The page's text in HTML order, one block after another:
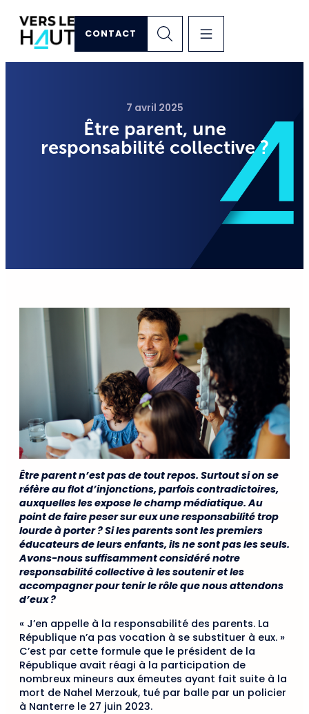
CONTACT
7 avril 2025
Être parent, une
responsabilité collective ?
Être parent n’est pas de tout repos. Surtout si on se
réfère au flot d’injonctions, parfois contradictoires,
auxquelles les expose le champ médiatique. Au
point de faire peser sur eux une responsabilité trop
lourde à porter ? Si les parents sont les premiers
éducateurs de leurs enfants, ils ne sont pas les seuls.
Avons-nous suffisamment considéré notre
responsabilité collective à les soutenir et les
accompagner pour tenir le rôle que nous attendons
d’eux ?
« J’en appelle à la responsabilité des parents. La
République n’a pas vocation à se substituer à eux. »
C’est par cette formule que le président de la
République avait réagi à la participation de
nombreux mineurs aux émeutes ayant fait suite à la
mort de Nahel Merzouk, tué par balle par un policier
à Nanterre le 27 juin 2023.